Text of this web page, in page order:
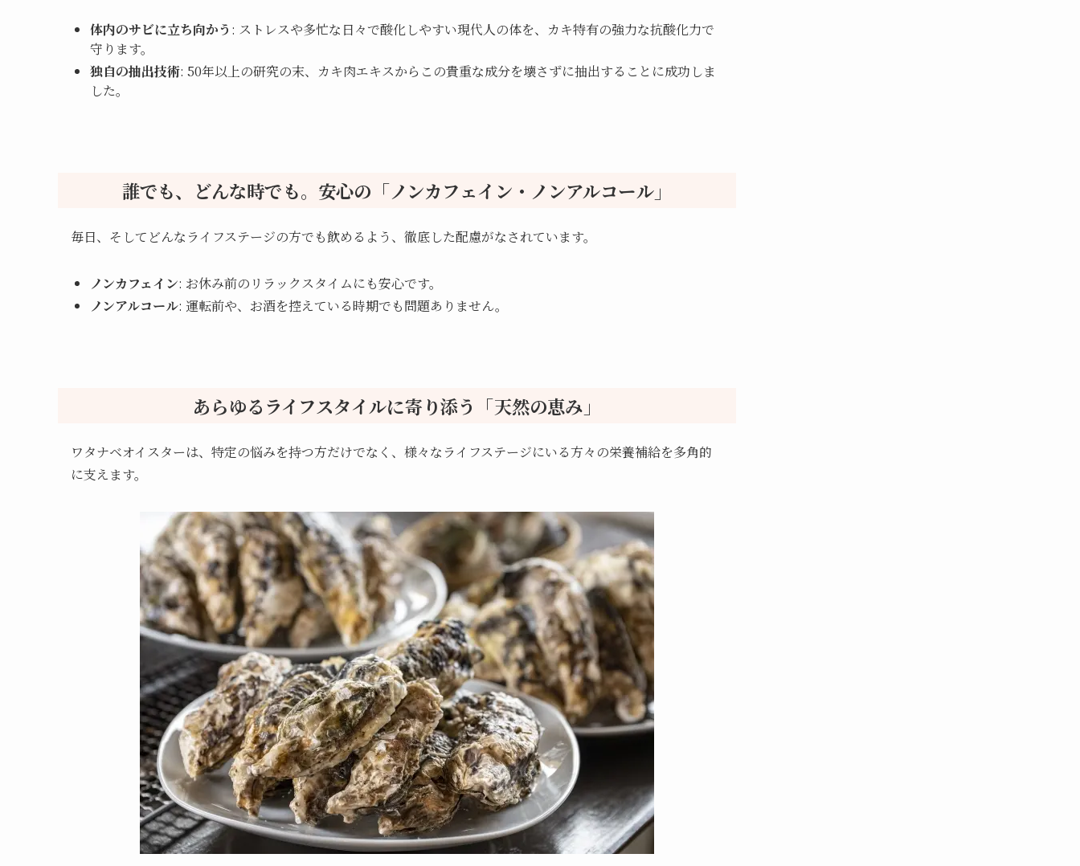
体内のサビに立ち向かう : ストレスや多忙な日々で酸化しやすい現代人の体を、カキ特有の強力な抗酸化力で
守ります。
独自の抽出技術: 50年以上の研究の末、カキ肉エキスからこの貴重な成分を壊さずに抽出することに成功しま
した。
誰でも、どんな時でも。安心の「ノンカフェイン・ノンアルコール」
毎日、そしてどんなライフステージの方でも飲めるよう、徹底した配慮がなされています。
ノンカフェイン: お休み前のリラックスタイムにも安心です。
ノンアルコール: 運転前や、お酒を控えている時期でも問題ありません。
あらゆるライフスタイルに寄り添う「天然の恵み」
ワタナベオイスターは、特定の悩みを持つ方だけでなく、様々なライフステージにいる方々の栄養補給を多角的
に支えます。